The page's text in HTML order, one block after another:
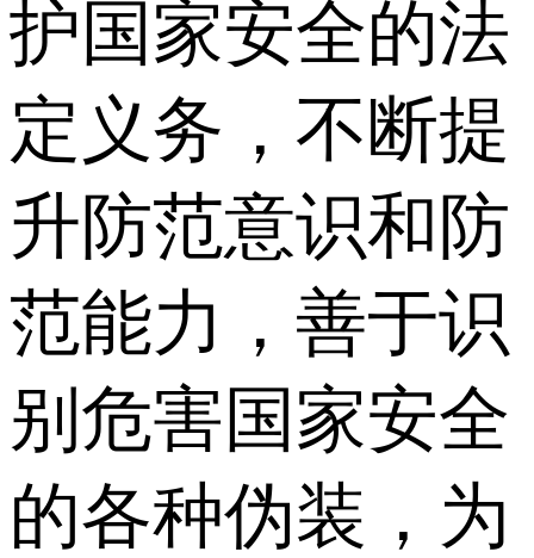
护国家安全的法
定义务，不断提
升防范意识和防
范能力，善于识
别危害国家安全
的各种伪装，为